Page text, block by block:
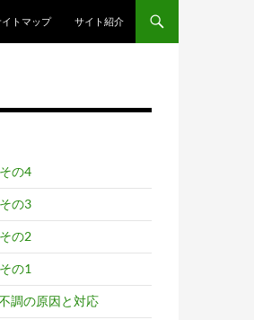
イトマップ サイト紹介
の4
の3
の2
の1
調の原因と対応